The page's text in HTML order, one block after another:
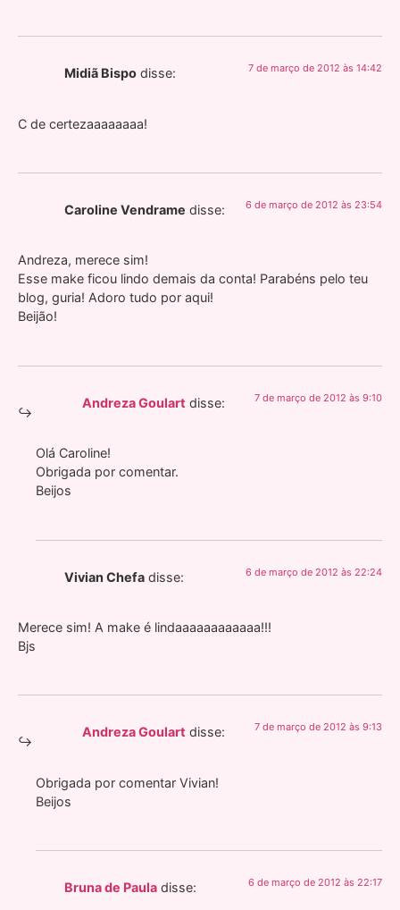
Midiã Bispo disse: 7 de março de 2012 às 14:42
C de certezaaaaaaaa!
Caroline Vendrame disse: 6 de março de 2012 às 23:54
Andreza, merece sim!
Esse make ficou lindo demais da conta! Parabéns pelo teu
blog, guria! Adoro tudo por aqui!
Beijão!
Andreza Goulart disse: 7 de março de 2012 às 9:10
Olá Caroline!
Obrigada por comentar.
Beijos
Vivian Chefa disse: 6 de março de 2012 às 22:24
Merece sim! A make é lindaaaaaaaaaaaa!!!
Bjs
Andreza Goulart disse: 7 de março de 2012 às 9:13
Obrigada por comentar Vivian!
Beijos
Bruna de Paula disse: 6 de março de 2012 às 22:17